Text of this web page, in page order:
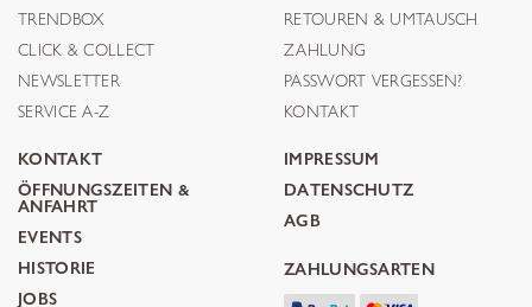
TRENDBOX
CLICK & COLLECT
NEWSLETTER
SERVICE A-Z
RETOUREN & UMTAUSCH
ZAHLUNG
PASSWORT VERGESSEN?
KONTAKT
KONTAKT
ÖFFNUNGSZEITEN &
ANFAHRT
EVENTS
HISTORIE
JOBS
IMPRESSUM
DATENSCHUTZ
AGB
ZAHLUNGSARTEN